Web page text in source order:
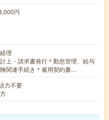
円
理
上・請求書発行＊勤怠管理、給与
関連手続き＊雇用契約書…
力不要